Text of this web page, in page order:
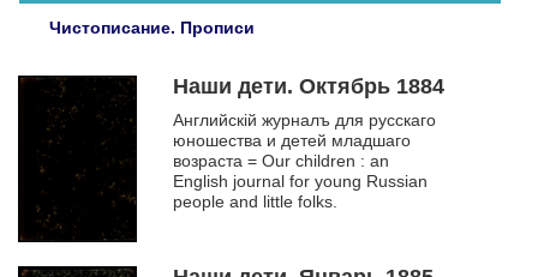
Чистописание. Прописи
Наши дети. Октябрь 1884
Английскiй журналъ для русскаго
юношества и детей младшаго
возраста = Our children : an
English journal for young Russian
people and little folks.